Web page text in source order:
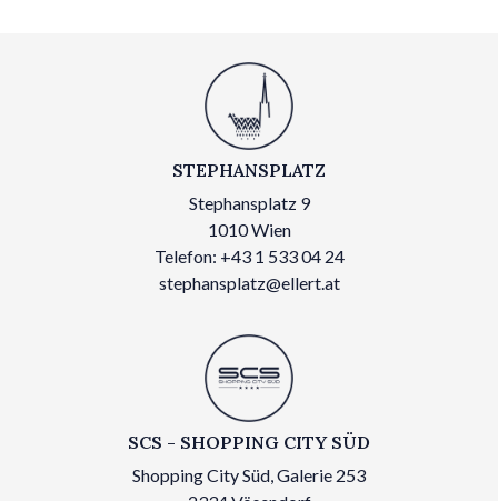
STEPHANSPLATZ
Stephansplatz 9
1010 Wien
Telefon: +43 1 533 04 24
stephansplatz@ellert.at
SCS - SHOPPING CITY SÜD
Shopping City Süd, Galerie 253